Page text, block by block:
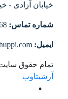
خیابان آزادی -
شماره تماس:
ایمیل:
تمام حقوق
آرشیتاوب